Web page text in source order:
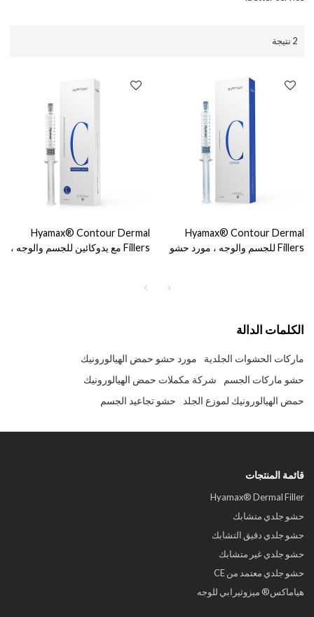
2 نتيجة
Hyamax® Contour Dermal
Fillers للجسم والوجه ، مورد حشو
Hyamax® Contour Dermal
Fillers مع يدوكائين للجسم والوجه ،
الكلمات الدالة
ماركات الحشوات الجلدية
مورد حشو حمض الهيالورونيك
حشو ماركات الجسم
شركة مكملات حمض الهيالورونيك
حمض الهيالورونيك لموزع الجلد
حشو تجاعيد الجسم
قائمة المنتجات
Hyamax® Dermal Filler
حشو جلدي متشابك
حشو جلدي دقيق التشابك
حشو جلدي غير متشابك
حشو جلدي معتمد من CE
هياماكس® ميزوثيرابي للوجه